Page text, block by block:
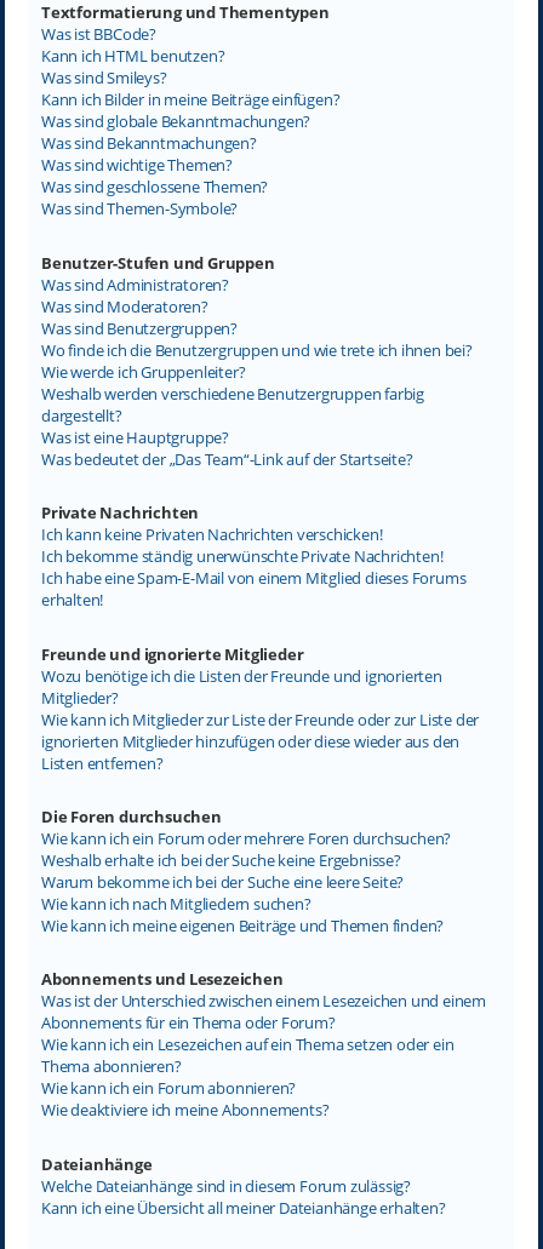
Textformatierung und Thementypen
Was ist BBCode?
Kann ich HTML benutzen?
Was sind Smileys?
Kann ich Bilder in meine Beiträge einfügen?
Was sind globale Bekanntmachungen?
Was sind Bekanntmachungen?
Was sind wichtige Themen?
Was sind geschlossene Themen?
Was sind Themen-Symbole?
Benutzer-Stufen und Gruppen
Was sind Administratoren?
Was sind Moderatoren?
Was sind Benutzergruppen?
Wo finde ich die Benutzergruppen und wie trete ich ihnen bei?
Wie werde ich Gruppenleiter?
Weshalb werden verschiedene Benutzergruppen farbig
dargestellt?
Was ist eine Hauptgruppe?
Was bedeutet der „Das Team“-Link auf der Startseite?
Private Nachrichten
Ich kann keine Privaten Nachrichten verschicken!
Ich bekomme ständig unerwünschte Private Nachrichten!
Ich habe eine Spam-E-Mail von einem Mitglied dieses Forums
erhalten!
Freunde und ignorierte Mitglieder
Wozu benötige ich die Listen der Freunde und ignorierten
Mitglieder?
Wie kann ich Mitglieder zur Liste der Freunde oder zur Liste der
ignorierten Mitglieder hinzufügen oder diese wieder aus den
Listen entfernen?
Die Foren durchsuchen
Wie kann ich ein Forum oder mehrere Foren durchsuchen?
Weshalb erhalte ich bei der Suche keine Ergebnisse?
Warum bekomme ich bei der Suche eine leere Seite?
Wie kann ich nach Mitgliedern suchen?
Wie kann ich meine eigenen Beiträge und Themen finden?
Abonnements und Lesezeichen
Was ist der Unterschied zwischen einem Lesezeichen und einem
Abonnements für ein Thema oder Forum?
Wie kann ich ein Lesezeichen auf ein Thema setzen oder ein
Thema abonnieren?
Wie kann ich ein Forum abonnieren?
Wie deaktiviere ich meine Abonnements?
Dateianhänge
Welche Dateianhänge sind in diesem Forum zulässig?
Kann ich eine Übersicht all meiner Dateianhänge erhalten?